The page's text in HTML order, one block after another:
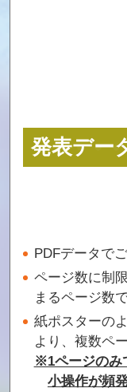
発表デー
PDFデータで
ページ数に制
まるページ数
紙ポスターの
より、複数ペ
※1ページのみ
小操作が頻